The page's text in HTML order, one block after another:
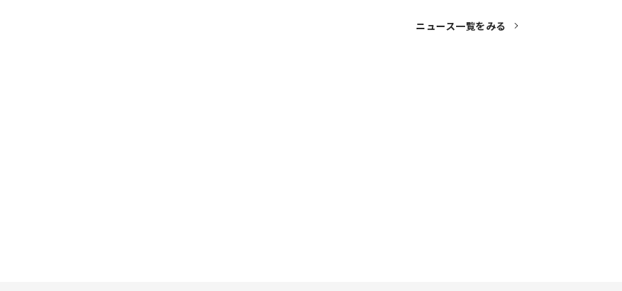
ニュース一覧をみる